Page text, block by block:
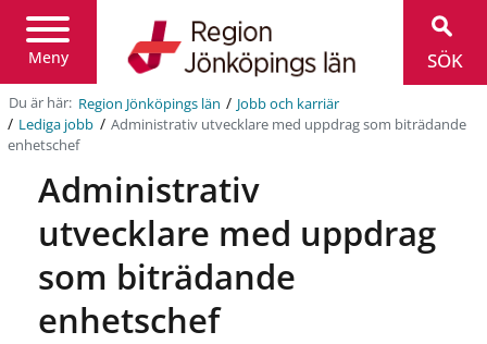
Meny
Jönköpings
län
SÖK
Du är här: Region Jönköpings län / Jobb och karriär
/ Lediga jobb / Administrativ utvecklare med uppdrag som biträdande
enhetschef
Administrativ
utvecklare med uppdrag
som biträdande
enhetschef